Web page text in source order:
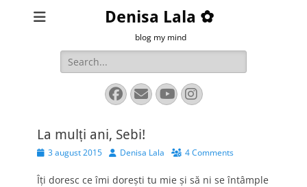
Denisa Lala ✿
blog my mind
Search
for:
Facebook
EmailYouTube
Instagram
La mulți ani, Sebi!
Posted3 august 2015 AuthorDenisa Lala 4 Comments
Îți doresc ce îmi dorești tu mie și să ni se întâmple